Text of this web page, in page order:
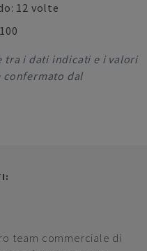
12 volte
tra i dati indicati e i valori
confermato dal
team commerciale di